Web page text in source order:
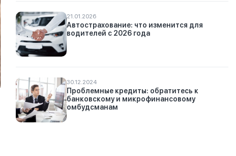
21.01.2026
Автострахование: что изменится для
водителей с 2026 года
30.12.2024
Проблемные кредиты: обратитесь к
банковскому и микрофинансовому
омбудсманам